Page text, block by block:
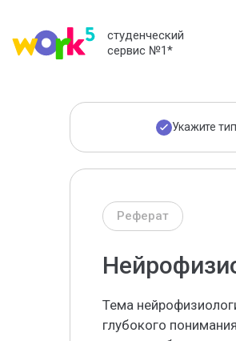
студенческий
сервис №1*
Укажите
Реферат
Тема
глубокого